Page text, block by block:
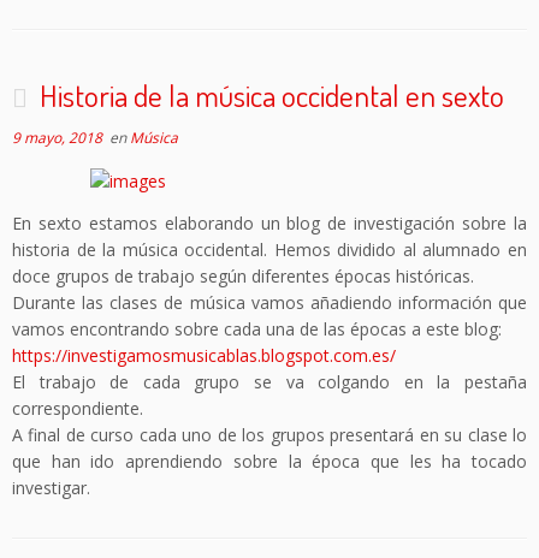
Historia de la música occidental en sexto
9 mayo, 2018enMúsica
En sexto estamos elaborando un blog de investigación sobre la
historia de la música occidental. Hemos dividido al alumnado en
doce grupos de trabajo según diferentes épocas históricas.
Durante las clases de música vamos añadiendo información que
vamos encontrando sobre cada una de las épocas a este blog:
https://investigamosmusicablas.blogspot.com.es/
El trabajo de cada grupo se va colgando en la pestaña
correspondiente.
A final de curso cada uno de los grupos presentará en su clase lo
que han ido aprendiendo sobre la época que les ha tocado
investigar.